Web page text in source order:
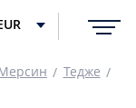
Тедже